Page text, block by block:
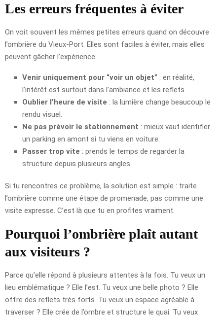
Les erreurs fréquentes à éviter
On voit souvent les mêmes petites erreurs quand on découvre
l’ombrière du Vieux-Port. Elles sont faciles à éviter, mais elles
peuvent gâcher l’expérience.
Venir uniquement pour “voir un objet” : en réalité,
l’intérêt est surtout dans l’ambiance et les reflets.
Oublier l’heure de visite : la lumière change beaucoup le
rendu visuel.
Ne pas prévoir le stationnement : mieux vaut identifier
un parking en amont si tu viens en voiture.
Passer trop vite : prends le temps de regarder la
structure depuis plusieurs angles.
Si tu rencontres ce problème, la solution est simple : traite
l’ombrière comme une étape de promenade, pas comme une
visite expresse. C’est là que tu en profites vraiment.
Pourquoi l’ombrière plaît autant
aux visiteurs ?
Parce qu’elle répond à plusieurs attentes à la fois. Tu veux un
lieu emblématique ? Elle l’est. Tu veux une belle photo ? Elle
offre des reflets très forts. Tu veux un espace agréable à
traverser ? Elle crée de l’ombre et structure le quai. Tu veux